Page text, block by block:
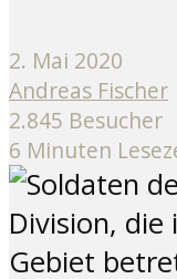
2. Mai 2020
Andreas Fischer
2.845 Besucher
6 Minuten